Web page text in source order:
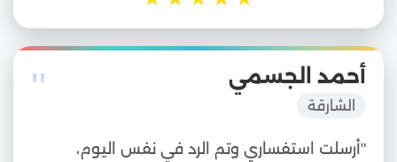
" أحمد الجسمي
الشارقة
"أرسلت استفساري وتم الرد في نفس اليوم،